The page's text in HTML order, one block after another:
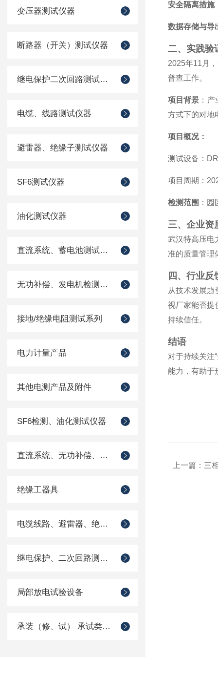
变压器测试仪器
断路器（开关）测试仪器
继电保护二次回路测试仪器
电缆、线路测试仪器
避雷器、绝缘子测试仪器
SF6测试仪器
油化测试仪器
直流系统、蓄电池测试仪器
无功补偿、发电机检测仪器
接地/绝缘电阻测试系列
电力计量产品
其他电测产品及附件
SF6检测、油化测试仪器
直流系统、无功补偿、电池电机检测仪器
绝缘工器具
电缆线路、避雷器、绝缘子测试仪器
继电保护、二次回路测试仪器
局部放电试验设备
承装（修、试） 承试类仪器
安全隔离措施
数据存储与导
二、实践验
2025年11月
普查工作。
项目背景 ：
方式下的对地
项目概况：
测试设备：
项目周期：
检测范围 ：
三、企业资
武汉特高压电
准的质量管理
四、行业反
从技术发展
视厂家能否提
持续信任。
结语
对于持续关注
能力，有助于
上一篇： 三